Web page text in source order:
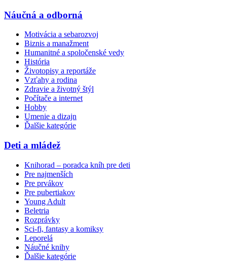
Náučná a odborná
Motivácia a sebarozvoj
Biznis a manažment
Humanitné a spoločenské vedy
História
Životopisy a reportáže
Vzťahy a rodina
Zdravie a životný štýl
Počítače a internet
Hobby
Umenie a dizajn
Ďalšie kategórie
Deti a mládež
Knihorad – poradca kníh pre deti
Pre najmenších
Pre prvákov
Pre pubertiakov
Young Adult
Beletria
Rozprávky
Sci-fi, fantasy a komiksy
Leporelá
Náučné knihy
Ďalšie kategórie